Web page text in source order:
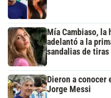
Mía Cambiaso, la
adelantó a la
sandalias de tiras
Dieron a conocer
Jorge Messi